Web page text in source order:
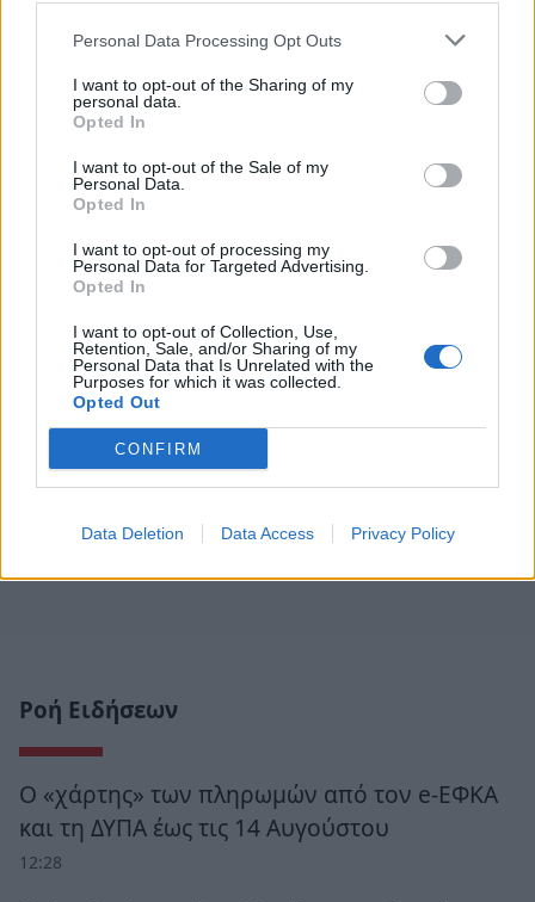
Personal Data Processing Opt Outs
I want to opt-out of the Sharing of my
personal data.
Opted In
I want to opt-out of the Sale of my
Personal Data.
Opted In
I want to opt-out of processing my
Personal Data for Targeted Advertising.
Opted In
I want to opt-out of Collection, Use,
Retention, Sale, and/or Sharing of my
Personal Data that Is Unrelated with the
Purposes for which it was collected.
Opted Out
CONFIRM
Data Deletion Data Access Privacy Policy
Ροή Ειδήσεων
Ο «χάρτης» των πληρωμών από τον e-ΕΦΚΑ
και τη ΔΥΠΑ έως τις 14 Αυγούστου
12:28